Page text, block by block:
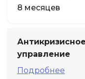
8 месяцев
Антикризисное
управление
Подробнее